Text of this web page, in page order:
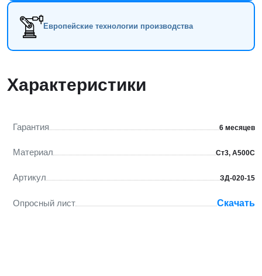
Европейские технологии производства
Характеристики
Гарантия 6 месяцев
Материал Ст3, А500С
Артикул ЗД-020-15
Опросный лист Скачать